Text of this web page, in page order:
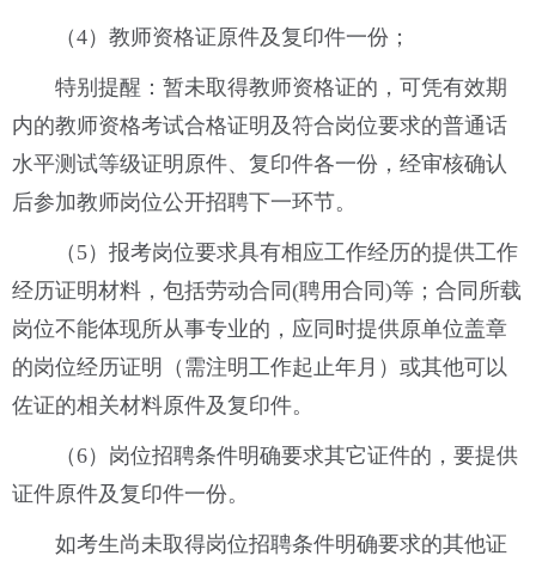
（4）教师资格证原件及复印件一份；
特别提醒：暂未取得教师资格证的，可凭有效期
内的教师资格考试合格证明及符合岗位要求的普通话
水平测试等级证明原件、复印件各一份，经审核确认
后参加教师岗位公开招聘下一环节。
（5）报考岗位要求具有相应工作经历的提供工作
经历证明材料，包括劳动合同(聘用合同)等；合同所载
岗位不能体现所从事专业的，应同时提供原单位盖章
的岗位经历证明（需注明工作起止年月）或其他可以
佐证的相关材料原件及复印件。
（6）岗位招聘条件明确要求其它证件的，要提供
证件原件及复印件一份。
如考生尚未取得岗位招聘条件明确要求的其他证